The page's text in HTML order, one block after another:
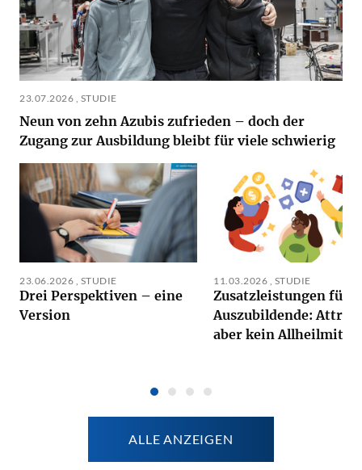
23.07.2026 , STUDIE
Neun von zehn Azubis zufrieden – doch der
Zugang zur Ausbildung bleibt für viele schwierig
23.06.2026 STUDIE
Drei Perspektiven – eine
Version
11.03.2026 STUDIE
Zusatzleistungen für
Auszubildende:
aber kein Allheilmittel
ALLE ANZEIGEN